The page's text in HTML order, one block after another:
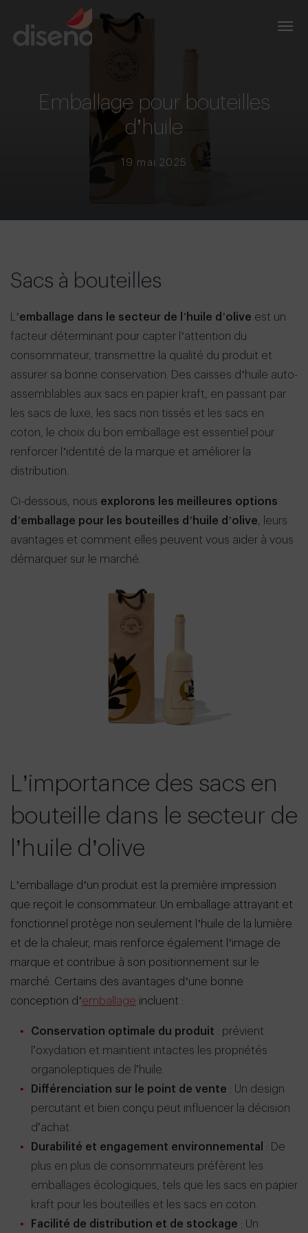
Emballage pour bouteilles
d’huile
19 mai 2025
Sacs à bouteilles
L’emballage dans le secteur de l’huile d’olive est un
facteur déterminant pour capter l’attention du
consommateur, transmettre la qualité du produit et
assurer sa bonne conservation. Des caisses d’huile auto-
assemblables aux sacs en papier kraft, en passant par
les sacs de luxe, les sacs non tissés et les sacs en
coton, le choix du bon emballage est essentiel pour
renforcer l’identité de la marque et améliorer la
distribution.
Ci-dessous, nous explorons les meilleures options
d’emballage pour les bouteilles d’huile d’olive , leurs
avantages et comment elles peuvent vous aider à vous
démarquer sur le marché.
L’importance des sacs en
bouteille dans le secteur de
l’huile d’olive
L’emballage d’un produit est la première impression
que reçoit le consommateur. Un emballage attrayant et
fonctionnel protège non seulement l’huile de la lumière
et de la chaleur, mais renforce également l’image de
marque et contribue à son positionnement sur le
marché. Certains des avantages d’une bonne
conception d’emballage incluent :
Conservation optimale du produit : prévient
l’oxydation et maintient intactes les propriétés
organoleptiques de l’huile.
Différenciation sur le point de vente : Un design
percutant et bien conçu peut influencer la décision
d’achat.
Durabilité et engagement environnemental : De
plus en plus de consommateurs préfèrent les
emballages écologiques, tels que les sacs en papier
kraft pour les bouteilles et les sacs en coton.
Facilité de distribution et de stockage : Un